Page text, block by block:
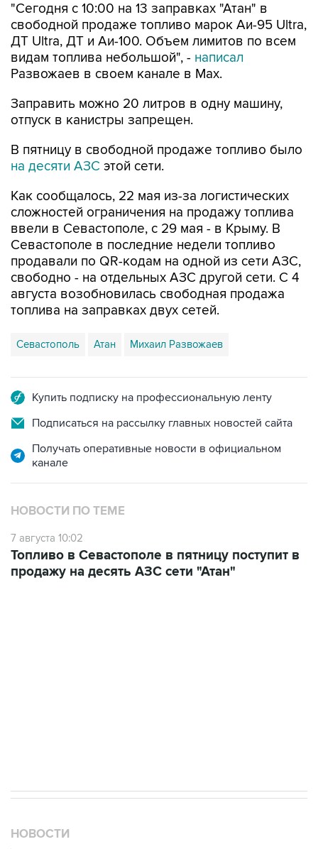
"Сегодня с 10:00 на 13 заправках "Атан" в
свободной продаже топливо марок Аи-95 Ultra,
ДТ Ultra, ДТ и Аи-100. Объем лимитов по всем
видам топлива небольшой", - написал
Развожаев в своем канале в Max.
Заправить можно 20 литров в одну машину,
отпуск в канистры запрещен.
В пятницу в свободной продаже топливо было
на десяти АЗС этой сети.
Как сообщалось, 22 мая из-за логистических
сложностей ограничения на продажу топлива
ввели в Севастополе, с 29 мая - в Крыму. В
Севастополе в последние недели топливо
продавали по QR-кодам на одной из сети АЗС,
свободно - на отдельных АЗС другой сети. С 4
августа возобновилась свободная продажа
топлива на заправках двух сетей.
Севастополь Атан Михаил Развожаев
Купить подписку на профессиональную ленту
Подписаться на рассылку главных новостей сайта
Получать оперативные новости в официальном
канале
НОВОСТИ ПО ТЕМЕ
7 августа 10:02
Топливо в Севастополе в пятницу поступит в
продажу на десять АЗС сети "Атан"
по Ормузскому проливу